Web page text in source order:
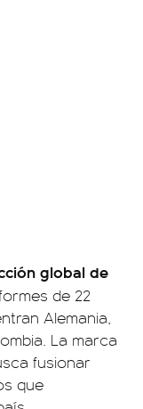
global de
de 22
Alemania,
La marca
fusionar
que